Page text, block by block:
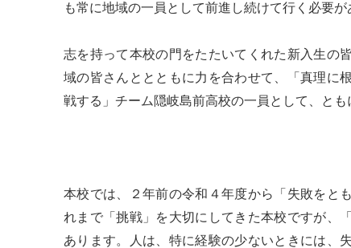
も常に地域の一員として前進し続けて行く必要が
志を持って本校の門をたたいてくれた新入生の
域の皆さんととともに力を合わせて、「真理に
戦する」チーム隠岐島前高校の一員として、とも
本校では、２年前の令和４年度から「失敗をと
れまで「挑戦」を大切にしてきた本校ですが、
あります。人は、特に経験の少ないときには、